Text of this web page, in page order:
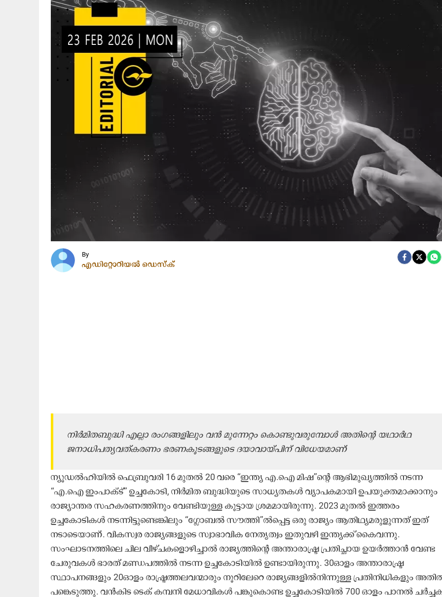
By
എഡിറ്റോറിയൽ ഡെസ്ക്
നിർമിതബുദ്ധി എല്ലാ രംഗങ്ങളിലും വൻ മുന്നേറ്റം കൊണ്ടുവരുമ്പോൾ അതിന്‍റെ യഥാർഥ
ജനാധിപത്യവത്കരണം ഭരണകൂടങ്ങളുടെ ദയാവായ്പിന് വിധേയമാണ്
ന്യൂഡൽഹിയിൽ ഫെബ്രുവരി 16 മുതൽ 20 വരെ ‘‘ഇന്ത്യ എ.ഐ മിഷ’’ന്‍റെ ആഭിമുഖ്യത്തിൽ നടന്ന
‘‘എ.ഐ ഇംപാക്ട്’’ ഉച്ചകോടി, നിർമിത ബുദ്ധിയുടെ സാധ്യതകൾ വ്യാപകമായി ഉപയുക്തമാക്കാനും
രാജ്യാന്തര സഹകരണത്തിനും വേണ്ടിയുള്ള കൂട്ടായ ശ്രമമായിരുന്നു. 2023 മുതൽ ഇത്തരം
ഉച്ചകോടികൾ നടന്നിട്ടുണ്ടെങ്കിലും ‘‘ഗ്ലോബൽ സൗത്തി’’ൽപ്പെട്ട ഒരു രാജ്യം ആതിഥ്യമരുളുന്നത് ഇത്
നടാടെയാണ്. വികസ്വര രാജ്യങ്ങളുടെ സ്വാഭാവിക നേതൃത്വം ഇതുവഴി ഇന്ത്യക്ക് കൈവന്നു.
സംഘാടനത്തിലെ ചില വീഴ്ചകളൊഴിച്ചാൽ രാജ്യത്തിന്‍റെ അന്താരാഷ്ട്ര പ്രതിച്ഛായ ഉയർത്താൻ വേണ്ട
ചേരുവകൾ ഭാരത് മണ്ഡപത്തിൽ നടന്ന ഉച്ചകോടിയിൽ ഉണ്ടായിരുന്നു. 30ഓളം അന്താരാഷ്ട്ര
സ്ഥാപനങ്ങളും 20ഓളം രാഷ്ട്രത്തലവന്മാരും നൂറിലേറെ രാജ്യങ്ങളിൽനിന്നുള്ള പ്രതിനിധികളും
പങ്കെടുത്തു. വൻകിട ടെക് കമ്പനി മേധാവികൾ പങ്കുകൊണ്ട ഉച്ചകോടിയിൽ 700 ഓളം പാനൽ